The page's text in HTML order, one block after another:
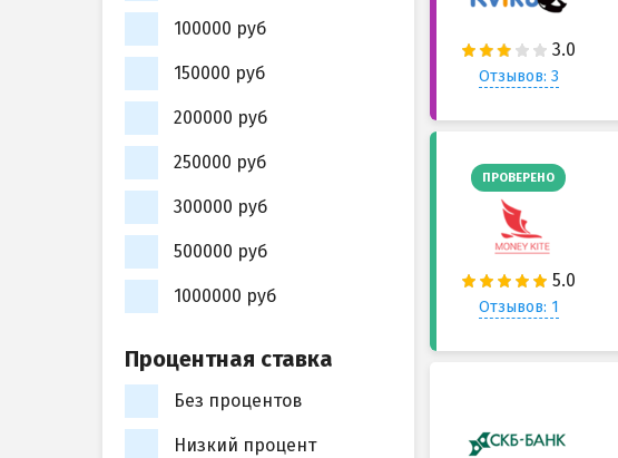
Отзывов: 3
ПРОВЕРЕНО
Отзывов: 1
100000 руб
150000 руб
200000 руб
250000 руб
300000 руб
500000 руб
1000000 руб
Процентная ставка
Без процентов
Низкий процент